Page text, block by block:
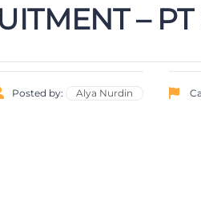
–
Posted by: Alya Nurdin